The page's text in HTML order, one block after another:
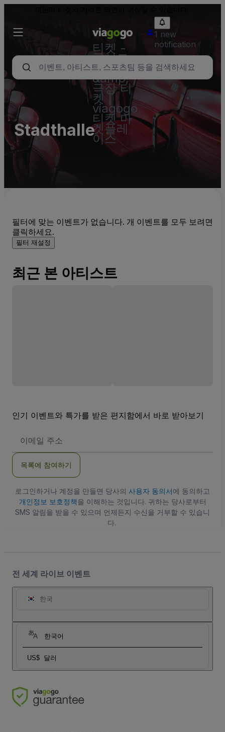
티켓 -
콘서트,
스포츠
&amp;
극장 티
켓 |
viagogo
티켓 마
켓플레
이스
1 new
notification
Stadthalle
필터에 맞는 이벤트가 없습니다. 개 이벤트를 모두 보려면
클릭하세요.
필터 재설정
최근 본 아티스트
인기 이벤트와 특가를 받은 편지함에서 바로 받아보기
메
소
목록에 참여하기
로그인하거나 계정을 만들면 당사의 사용자 동의서에 동의하고
개인정보 보호정책을 이해하는 것입니다. 귀하는 당사로부터
SMS 알림을 받을 수 있으며 언제든지 수신을 거부할 수 있습니
다.
전 세계 라이브 이벤트
한국
한국어
US$ 달러